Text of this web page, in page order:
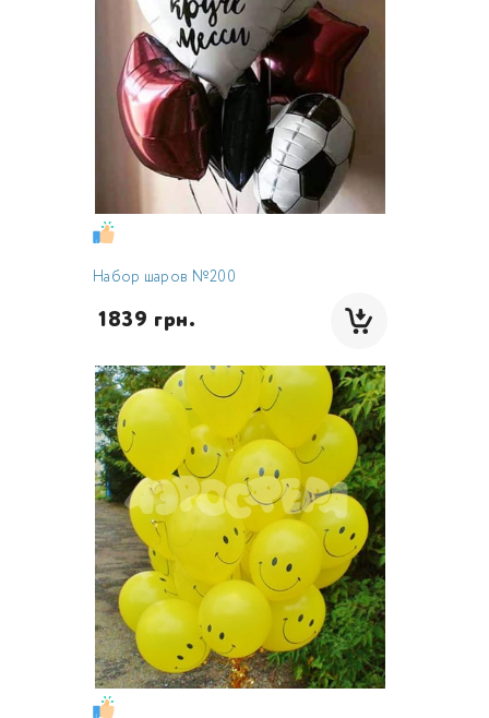
Набор шаров №200
1839 грн.